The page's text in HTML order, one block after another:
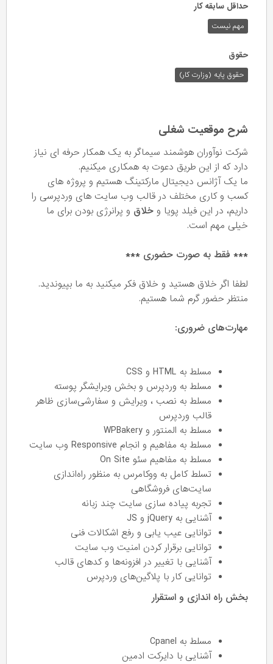
حداقل سابقه کار
مهم نیست
حقوق
حقوق پایه (وزارت کار)
شرح موقعیت شغلی
شرکت نوآوران هوشمند سیماگر به یک همکار حرفه ای نیاز
دارد که از این طریق دعوت به همکاری میکنیم.
ما یک آژانس دیجیتال مارکتینگ هستیم و پروژه های
کسب و کاری مختلف در قالب وب سایت های وردپرسی را
داریم، در این فیلد پویا و خلاق و پرانرژی بودن برای ما
خیلی مهم است.
*** فقط به صورت حضوری ***
لطفا اگر خلاق هستید و خلاق فکر میکنید به ما بپیوندید.
منتظر حضور گرم شما هستیم.
مهارت‌های ضروری:
مسلط به HTML و CSS
مسلط به وردپرس و بخش ویرایشگر پوسته
مسلط به نصب ، ویرایش و سفارشی‌سازی ظاهر
قالب وردپرس
مسلط به المنتور و WPBakery
مسلط به مفاهیم و انجام Responsive وب سایت
مسلط به مفاهیم سئو On Site
تسلط کامل به ووکامرس به منظور راه‌اندازی
سایت‌های فروشگاهی
تجربه پیاده سازی سایت چند زبانه
آشنایی به jQuery و JS
توانایی عیب یابی و رفع اشکالات فنی
توانایی برقرار کردن امنیت وب سایت
آشنایی با تغییر در افزونه‌ها و کد‌های قالب
توانایی کار با پلاگین‌های وردپرس
بخش راه اندازی و استقرار
مسلط به Cpanel
آشنایی با دایرکت ادمین